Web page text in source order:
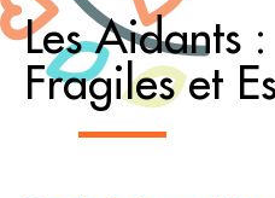
Les Aidants
Fragiles et